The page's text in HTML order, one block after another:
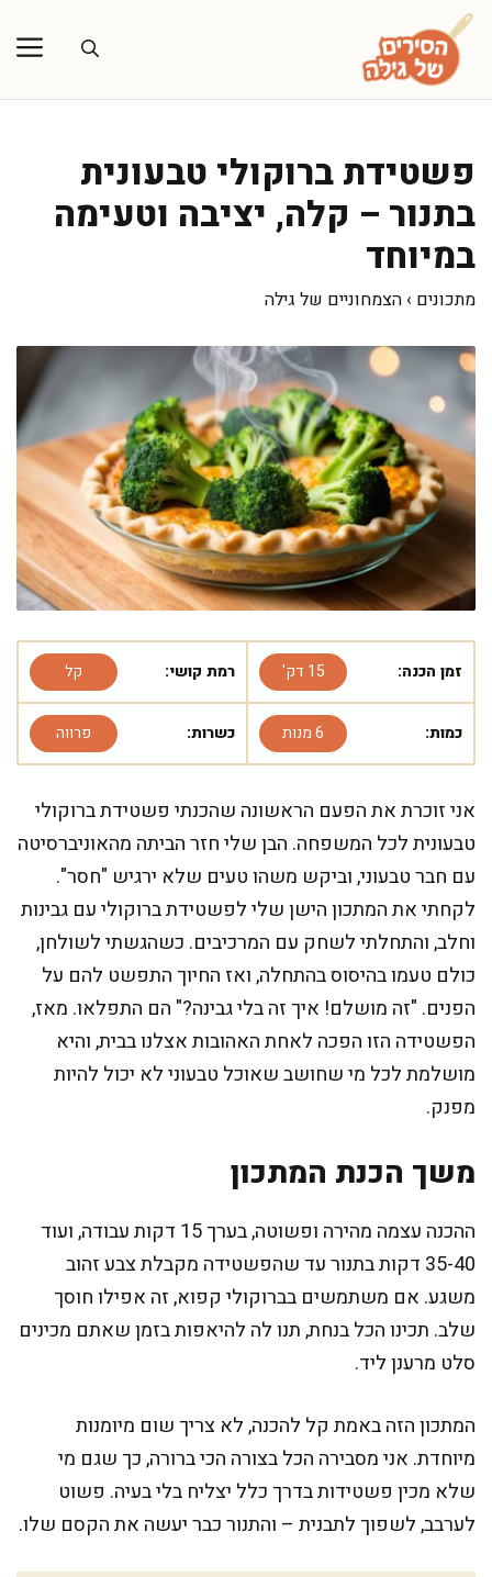
לדלג
לתוכן
פשטידת ברוקולי טבעונית
בתנור – קלה, יציבה וטעימה
במיוחד
מתכונים › הצמחוניים של גילה
זמן הכנה: 15 דק' רמת קושי: קל
כמות: 6 מנות כשרות: פרווה
אני זוכרת את הפעם הראשונה שהכנתי פשטידת ברוקולי
טבעונית לכל המשפחה. הבן שלי חזר הביתה מהאוניברסיטה
עם חבר טבעוני, וביקש משהו טעים שלא ירגיש "חסר".
לקחתי את המתכון הישן שלי לפשטידת ברוקולי עם גבינות
וחלב, והתחלתי לשחק עם המרכיבים. כשהגשתי לשולחן,
כולם טעמו בהיסוס בהתחלה, ואז החיוך התפשט להם על
הפנים. "זה מושלם! איך זה בלי גבינה?" הם התפלאו. מאז,
הפשטידה הזו הפכה לאחת האהובות אצלנו בבית, והיא
מושלמת לכל מי שחושב שאוכל טבעוני לא יכול להיות
מפנק.
משך הכנת המתכון
ההכנה עצמה מהירה ופשוטה, בערך 15 דקות עבודה, ועוד
35-40 דקות בתנור עד שהפשטידה מקבלת צבע זהוב
משגע. אם משתמשים בברוקולי קפוא, זה אפילו חוסך
שלב. תכינו הכל בנחת, תנו לה להיאפות בזמן שאתם מכינים
סלט מרענן ליד.
המתכון הזה באמת קל להכנה, לא צריך שום מיומנות
מיוחדת. אני מסבירה הכל בצורה הכי ברורה, כך שגם מי
שלא מכין פשטידות בדרך כלל יצליח בלי בעיה. פשוט
לערבב, לשפוך לתבנית – והתנור כבר יעשה את הקסם שלו.